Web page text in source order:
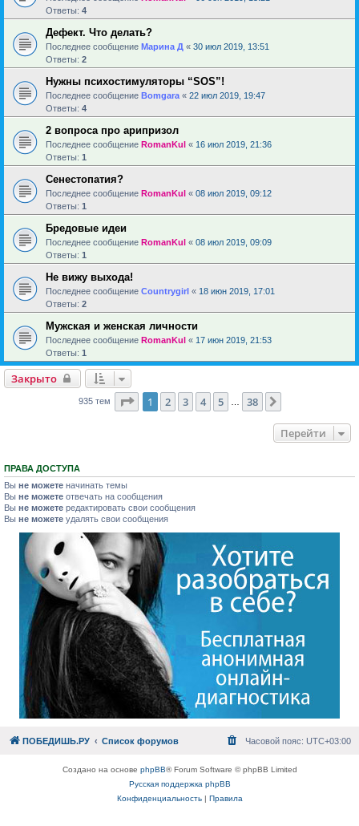
Ответы: 4
Дефект. Что делать?
Последнее сообщение Марина Д « 30 июл 2019, 13:51
Ответы: 2
Нужны психостимуляторы “SOS”!
Последнее сообщение Bomgara « 22 июл 2019, 19:47
Ответы: 4
2 вопроса про арипризол
Последнее сообщение RomanKul « 16 июл 2019, 21:36
Ответы: 1
Сенестопатия?
Последнее сообщение RomanKul « 08 июл 2019, 09:12
Ответы: 1
Бредовые идеи
Последнее сообщение RomanKul « 08 июл 2019, 09:09
Ответы: 1
Не вижу выхода!
Последнее сообщение Countrygirl « 18 июн 2019, 17:01
Ответы: 2
Мужская и женская личности
Последнее сообщение RomanKul « 17 июн 2019, 21:53
Ответы: 1
Закрыто
935 тем Страница из 38
1 2 3 4 5 38
Перейти
ПРАВА ДОСТУПА
Вы не можете начинать темы
Вы не можете отвечать на сообщения
Вы не можете редактировать свои сообщения
Вы не можете удалять свои сообщения
ПОБЕДИШЬ.РУ Список форумов Часовой пояс: UTC+03:00
Создано на основе phpBB® Forum Software © phpBB Limited
Русская поддержка phpBB
Конфиденциальность| Правила